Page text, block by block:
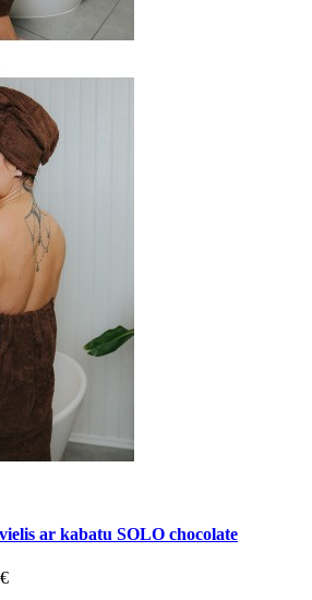
ar kabatu SOLO chocolate